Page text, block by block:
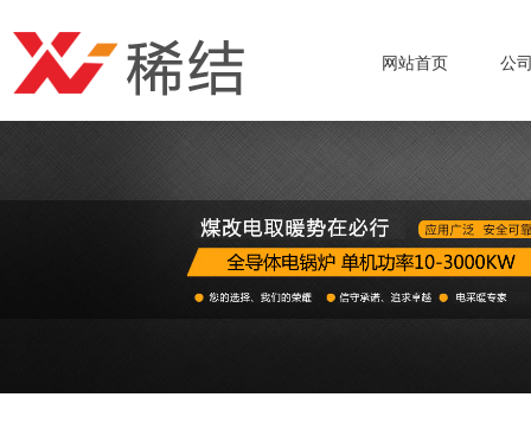
网站首页 公